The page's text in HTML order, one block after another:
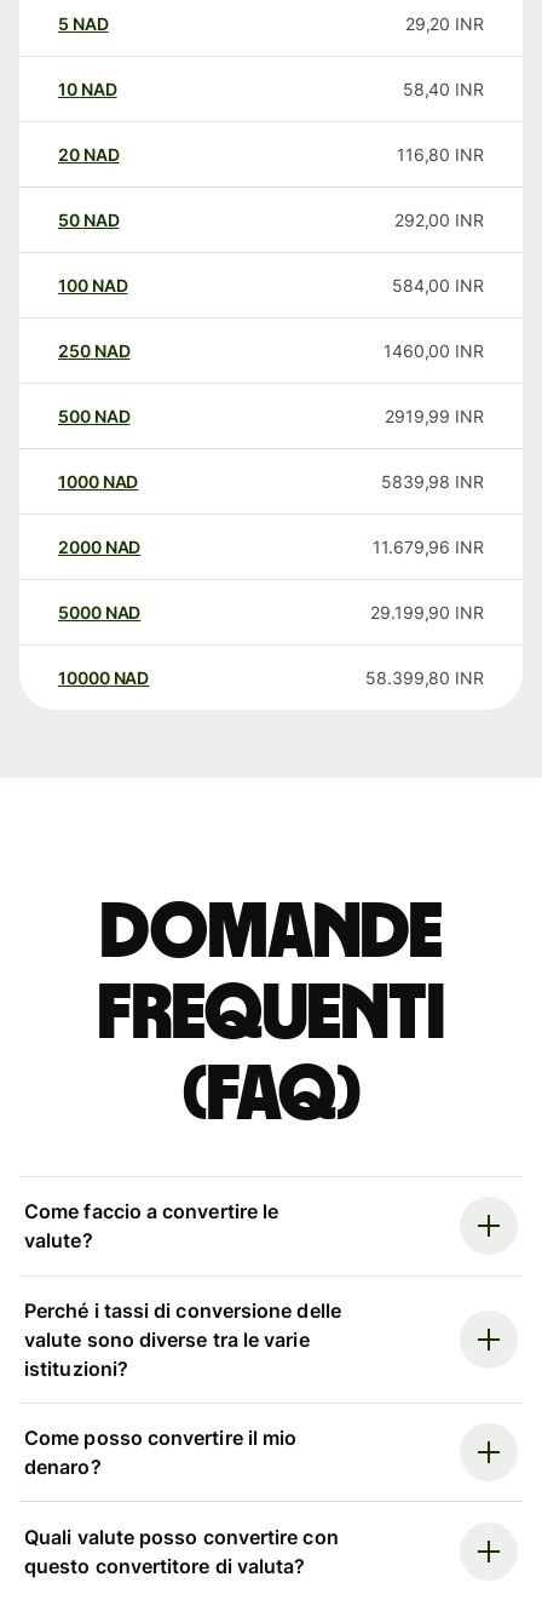
5 NAD 29,20 INR
10 NAD 58,40 INR
20 NAD 116,80 INR
50 NAD 292,00 INR
100 NAD 584,00 INR
250 NAD 1460,00 INR
500 NAD 2919,99 INR
1000 NAD 5839,98 INR
2000 NAD 11.679,96 INR
5000 NAD 29.199,90 INR
10000 NAD 58.399,80 INR
Domande
Frequenti
(FAQ)
Come faccio a convertire le
valute?
Perché i tassi di conversione delle
valute sono diverse tra le varie
istituzioni?
Come posso convertire il mio
denaro?
Quali valute posso convertire con
questo convertitore di valuta?